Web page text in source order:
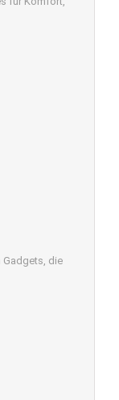
Gadgets, die